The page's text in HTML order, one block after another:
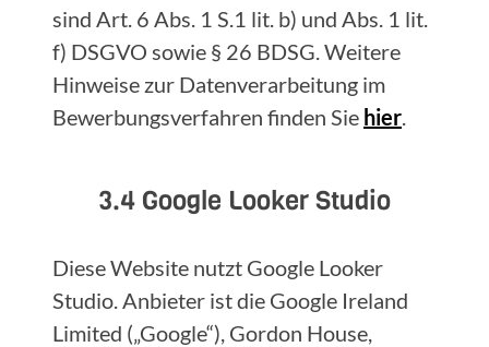
sind Art. 6 Abs. 1 S.1 lit. b) und Abs. 1 lit.
f) DSGVO sowie § 26 BDSG. Weitere
Hinweise zur Datenverarbeitung im
Bewerbungsverfahren finden Sie hier.
3.4 Google Looker Studio
Diese Website nutzt Google Looker
Studio. Anbieter ist die Google Ireland
Limited („Google“), Gordon House,